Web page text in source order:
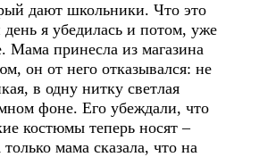
дают школьники. Что это
я убедилась и потом, уже
Мама принесла из магазина
он от него отказывался: не
в одну нитку светлая
фоне. Его убеждали, что
костюмы теперь носят –
мама сказала, что на